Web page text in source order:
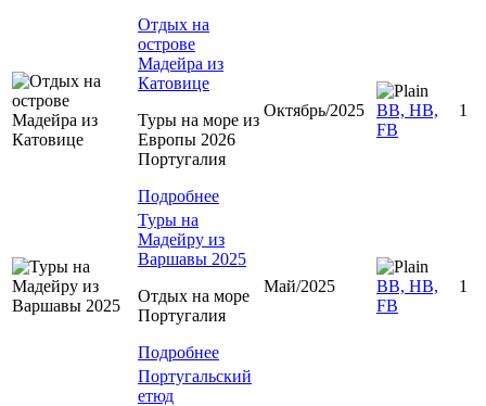
Отдых на
острове
Мадейра из
Катовице
Туры на море из
Европы 2026
Португалия
Подробнее
Октябрь/2025
BB, HB,
FB
1
Туры на
Мадейру из
Варшавы 2025
Отдых на море
Португалия
Подробнее
Май/2025
ВВ, HB,
FB
1
Португальский
етюд